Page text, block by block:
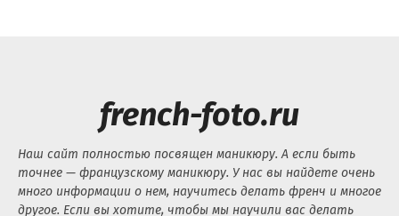
french-foto.ru
Наш сайт полностью посвящен маникюру. А если быть
точнее — французскому маникюру. У нас вы найдете очень
много информации о нем, научитесь делать френч и многое
другое. Если вы хотите, чтобы мы научили вас делать